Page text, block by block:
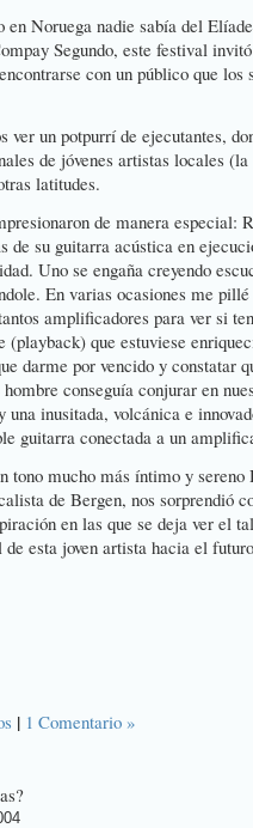
en Noruega nadie sabía del
Segundo, este festival
con un público que los
ver un potpurrí de ejecutantes,
de jóvenes artistas locales
latitudes.
de manera especial:
de su guitarra acústica en
Uno se engaña creyendo
En varias ocasiones me
amplificadores para ver si
(playback) que estuviese
darme por vencido y constatar
conseguía conjurar en
una inusitada, volcánica e
guitarra conectada a un
tono mucho más íntimo y
de Bergen, nos sorprendió
en las que se deja ver el
esta joven artista hacia el
| 1 Comentario »